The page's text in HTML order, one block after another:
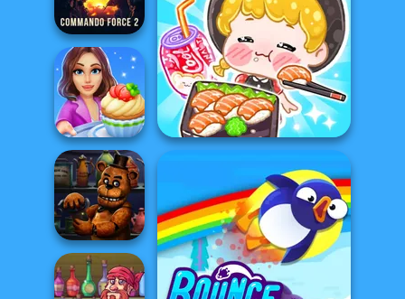
ASMR Girl: Livestream
Mukbang
Teeth Runner
Commando
Force 2
Cooking Stories:
Fun Cafe